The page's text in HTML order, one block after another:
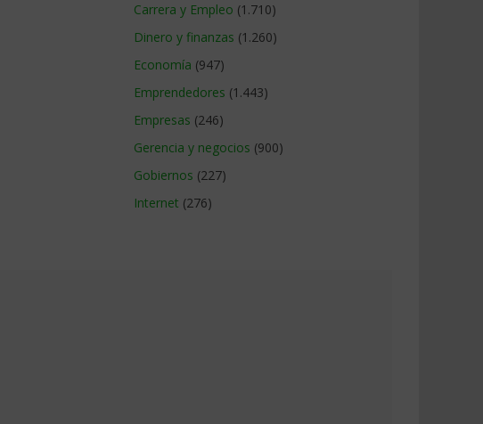
Carrera y Empleo (1.710)
Dinero y finanzas (1.260)
Economía (947)
Emprendedores (1.443)
Empresas (246)
Gerencia y negocios (900)
Gobiernos (227)
Internet (276)